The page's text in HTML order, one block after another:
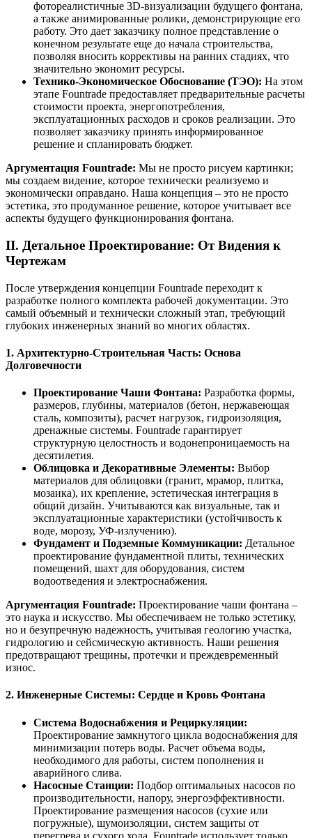
фотореалистичные 3D-визуализации будущего фонтана,
а также анимированные ролики, демонстрирующие его
работу. Это дает заказчику полное представление о
конечном результате еще до начала строительства,
позволяя вносить коррективы на ранних стадиях, что
значительно экономит ресурсы.
Технико-Экономическое Обоснование (ТЭО): На этом
этапе Fountrade предоставляет предварительные расчеты
стоимости проекта, энергопотребления,
эксплуатационных расходов и сроков реализации. Это
позволяет заказчику принять информированное
решение и спланировать бюджет.
Аргументация Fountrade: Мы не просто рисуем картинки;
мы создаем видение, которое технически реализуемо и
экономически оправдано. Наша концепция – это не просто
эстетика, это продуманное решение, которое учитывает все
аспекты будущего функционирования фонтана.
II. Детальное Проектирование: От Видения к
Чертежам
После утверждения концепции Fountrade переходит к
разработке полного комплекта рабочей документации. Это
самый объемный и технически сложный этап, требующий
глубоких инженерных знаний во многих областях.
1. Архитектурно-Строительная Часть: Основа
Долговечности
Проектирование Чаши Фонтана: Разработка формы,
размеров, глубины, материалов (бетон, нержавеющая
сталь, композиты), расчет нагрузок, гидроизоляция,
дренажные системы. Fountrade гарантирует
структурную целостность и водонепроницаемость на
десятилетия.
Облицовка и Декоративные Элементы: Выбор
материалов для облицовки (гранит, мрамор, плитка,
мозаика), их крепление, эстетическая интеграция в
общий дизайн. Учитываются как визуальные, так и
эксплуатационные характеристики (устойчивость к
воде, морозу, УФ-излучению).
Фундамент и Подземные Коммуникации: Детальное
проектирование фундаментной плиты, технических
помещений, шахт для оборудования, систем
водоотведения и электроснабжения.
Аргументация Fountrade: Проектирование чаши фонтана –
это наука и искусство. Мы обеспечиваем не только эстетику,
но и безупречную надежность, учитывая геологию участка,
гидрологию и сейсмическую активность. Наши решения
предотвращают трещины, протечки и преждевременный
износ.
2. Инженерные Системы: Сердце и Кровь Фонтана
Система Водоснабжения и Рециркуляции:
Проектирование замкнутого цикла водоснабжения для
минимизации потерь воды. Расчет объема воды,
необходимого для работы, систем пополнения и
аварийного слива.
Насосные Станции: Подбор оптимальных насосов по
производительности, напору, энергоэффективности.
Проектирование размещения насосов (сухие или
погружные), шумоизоляции, систем защиты от
перегрева и сухого хода. Fountrade использует только